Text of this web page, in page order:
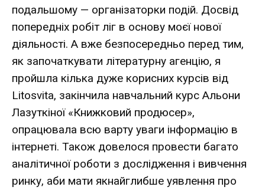
подальшому — організаторки подій. Досвід
попередніх робіт ліг в основу моєї нової
діяльності. А вже безпосередньо перед тим,
як започаткувати літературну агенцію, я
пройшла кілька дуже корисних курсів від
Litosvita, закінчила навчальний курс Альони
Лазуткіної «Книжковий продюсер»,
опрацювала всю варту уваги інформацію в
інтернеті. Також довелося провести багато
аналітичної роботи з дослідження і вивчення
ринку, аби мати якнайглибше уявлення про